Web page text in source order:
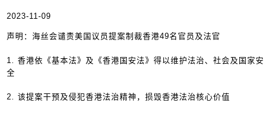
2023-11-09
声明：海丝会谴责美国议员提案制裁香港49名官员及法官
1.
香港依《基本法》及《香港国安法》得以维护法治、社会及国家安
全
2. 该提案干预及侵犯香港法治精神，损毁香港法治核心价值